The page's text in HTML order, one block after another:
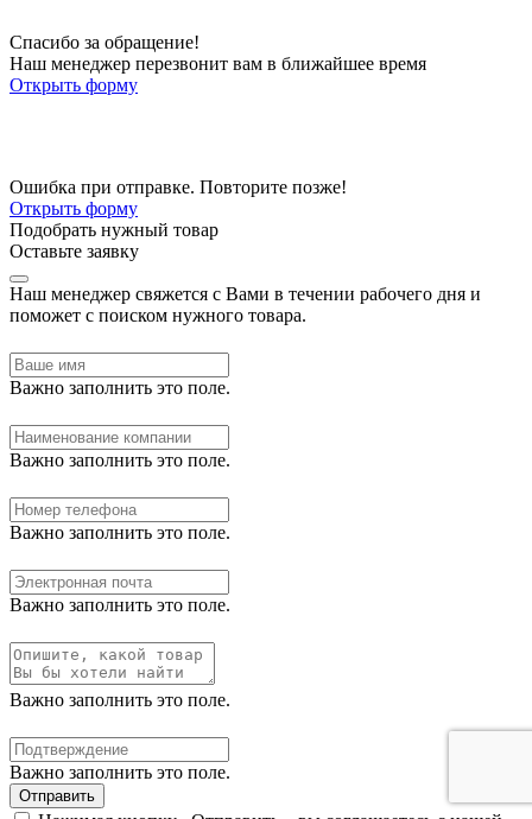
Спасибо за обращение!
Наш менеджер перезвонит вам в ближайшее время
Открыть форму
Ошибка при отправке. Повторите позже!
Открыть форму
Подобрать нужный товар
Оставьте заявку
Наш менеджер свяжется с Вами в течении рабочего дня и
поможет с поиском нужного товара.
Важно заполнить это поле.
Важно заполнить это поле.
Важно заполнить это поле.
Важно заполнить это поле.
Важно заполнить это поле.
Важно заполнить это поле.
Отправить